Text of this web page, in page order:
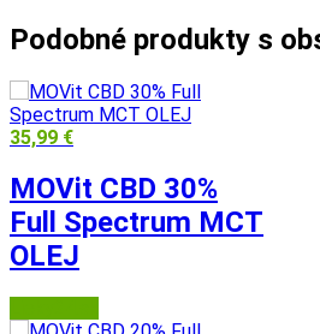
Podobné produkty s
35,99 €
MOVit CBD 30%
Full Spectrum MCT
OLEJ